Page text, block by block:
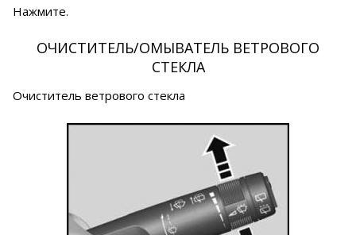
Нажмите.
ОЧИСТИТЕЛЬ/ОМЫВАТЕЛЬ ВЕТРОВОГО
СТЕКЛА
Очиститель ветрового стекла